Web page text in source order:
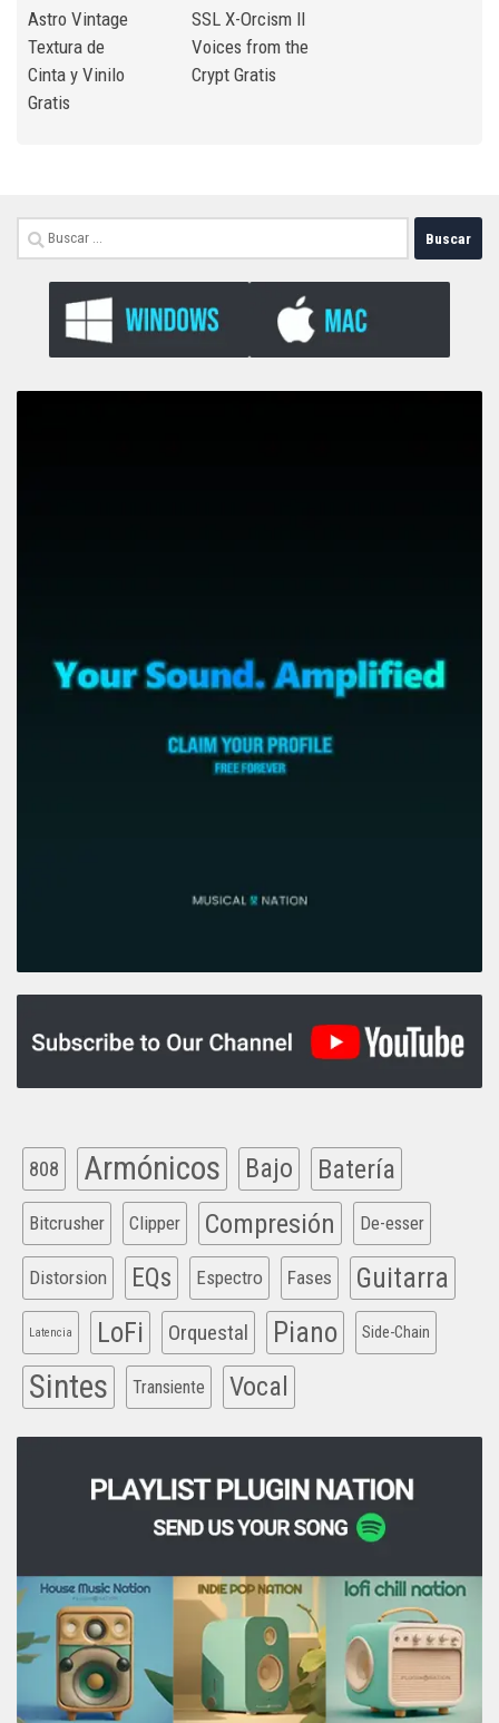
Astro Vintage
Textura de
Cinta y Vinilo
Gratis
SSL X-Orcism II
Voices from the
Crypt Gratis
Buscar:
808 Armónicos Bajo Batería
Bitcrusher Clipper Compresión De-esser
Distorsion EQs Espectro Fases Guitarra
Latencia LoFi Orquestal Piano Side-Chain
Sintes Transiente Vocal